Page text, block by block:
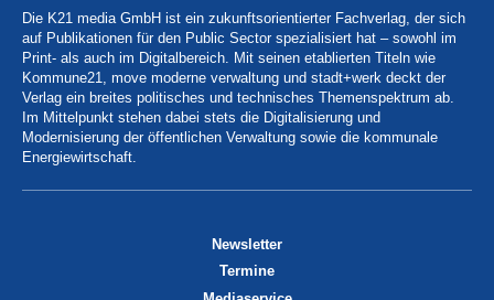
Die K21 media GmbH ist ein zukunftsorientierter Fachverlag, der sich
auf Publikationen für den Public Sector spezialisiert hat – sowohl im
Print- als auch im Digitalbereich. Mit seinen etablierten Titeln wie
Kommune21, move moderne verwaltung und stadt+werk deckt der
Verlag ein breites politisches und technisches Themenspektrum ab.
Im Mittelpunkt stehen dabei stets die Digitalisierung und
Modernisierung der öffentlichen Verwaltung sowie die kommunale
Energiewirtschaft.
Newsletter
Termine